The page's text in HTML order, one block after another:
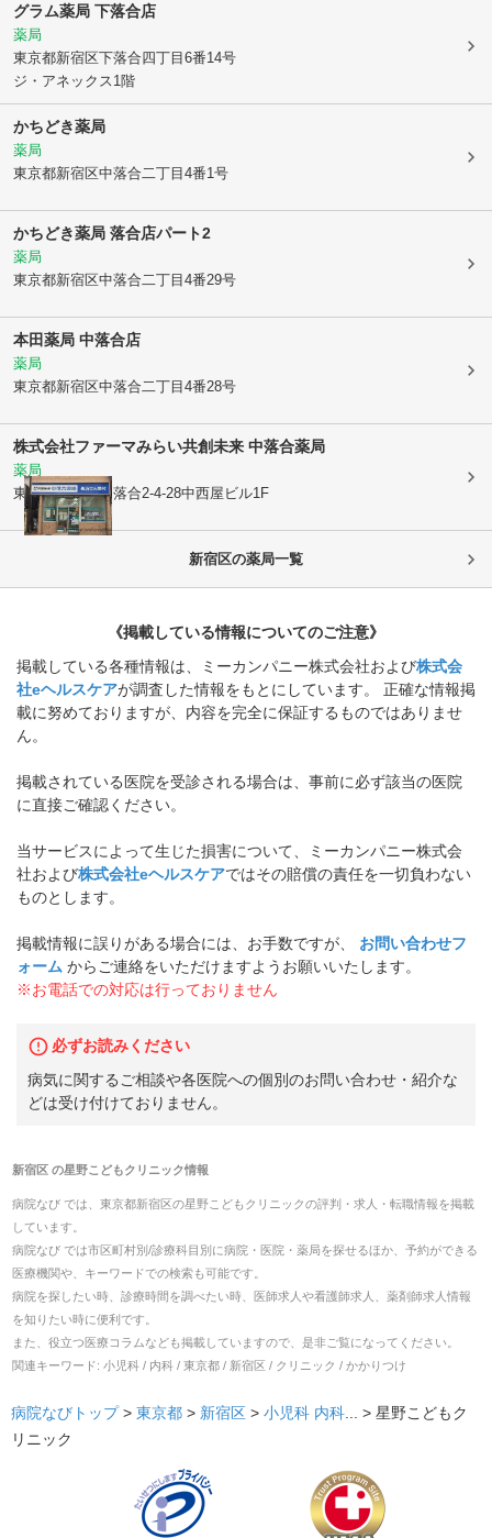
グラム薬局 下落合店
薬局
東京都新宿区下落合四丁目6番14号
ジ・アネックス1階
かちどき薬局
薬局
東京都新宿区中落合二丁目4番1号
かちどき薬局 落合店パート2
薬局
東京都新宿区中落合二丁目4番29号
本田薬局 中落合店
薬局
東京都新宿区中落合二丁目4番28号
株式会社ファーマみらい共創未来 中落合薬局
薬局
東京都新宿区中落合2-4-28中西屋ビル1F
新宿区の薬局一覧
《掲載している情報についてのご注意》
掲載している各種情報は、ミーカンパニー株式会社および株式会
社eヘルスケアが調査した情報をもとにしています。 正確な情報掲
載に努めておりますが、内容を完全に保証するものではありませ
ん。
掲載されている医院を受診される場合は、事前に必ず該当の医院
に直接ご確認ください。
当サービスによって生じた損害について、ミーカンパニー株式会
社および株式会社eヘルスケアではその賠償の責任を一切負わない
ものとします。
掲載情報に誤りがある場合には、お手数ですが、
お問い合わせフ
ォーム からご連絡をいただけますようお願いいたします。
※お電話での対応は行っておりません
必ずお読みください
病気に関するご相談や各医院への個別のお問い合わせ・紹介な
どは受け付けておりません。
新宿区の星野こどもクリニック情報
病院なび では、 東京都新宿区の星野こどもクリニックの評判・求人・転職情報を掲載
しています。
病院なび では市区町村別/診療科目別に病院・医院・薬局を探せるほか、予約ができる
医療機関や、キーワードでの検索も可能です。
病院を探したい時、診療時間を調べたい時、医師求人や看護師求人、薬剤師求人情報
を知りたい時に便利です。
また、役立つ医療コラムなども掲載していますので、是非ご覧になってください。
関連キーワード: 小児科 / 内科 / 東京都 / 新宿区 / クリニック / かかりつけ
病院なびトップ > 東京都 > 新宿区 > 小児科 内科... > 星野こどもク
リニック